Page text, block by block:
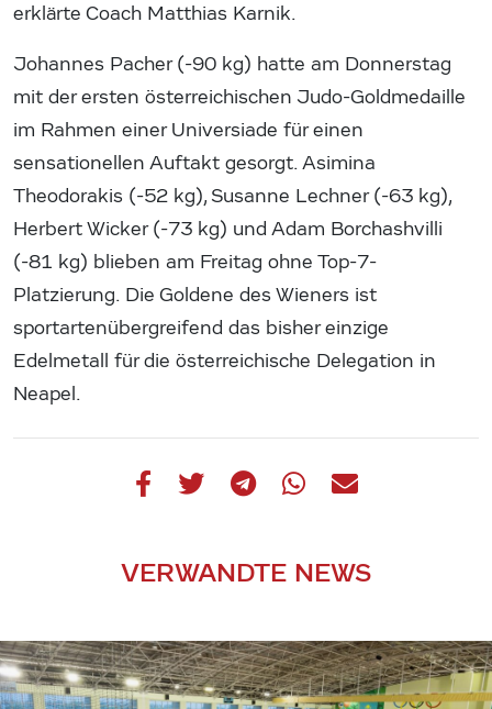
erklärte Coach Matthias Karnik.
Johannes Pacher (-90 kg) hatte am Donnerstag
mit der ersten österreichischen Judo-Goldmedaille
im Rahmen einer Universiade für einen
sensationellen Auftakt gesorgt. Asimina
Theodorakis (-52 kg), Susanne Lechner (-63 kg),
Herbert Wicker (-73 kg) und Adam Borchashvilli
(-81 kg) blieben am Freitag ohne Top-7-
Platzierung. Die Goldene des Wieners ist
sportartenübergreifend das bisher einzige
Edelmetall für die österreichische Delegation in
Neapel.
VERWANDTE NEWS